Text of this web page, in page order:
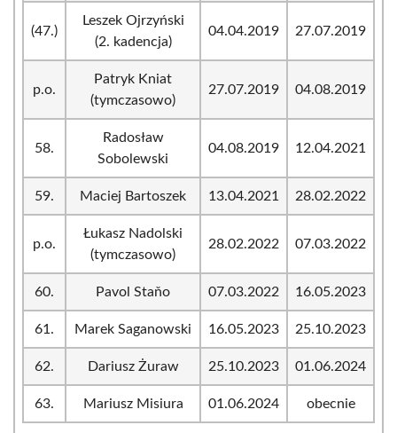
(47.)
Leszek Ojrzyński
(2. kadencja)
04.04.2019 27.07.2019
p.o.
Patryk Kniat
(tymczasowo)
27.07.2019 04.08.2019
58.
Radosław
Sobolewski
04.08.2019 12.04.2021
59. Maciej Bartoszek 13.04.2021 28.02.2022
p.o.
Łukasz Nadolski
(tymczasowo)
28.02.2022 07.03.2022
60. Pavol Staňo 07.03.2022 16.05.2023
61. Marek Saganowski 16.05.2023 25.10.2023
62. Dariusz Żuraw 25.10.2023 01.06.2024
63. Mariusz Misiura 01.06.2024 obecnie